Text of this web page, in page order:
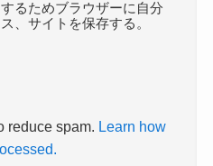
るためブラウザーに自分
、サイトを保存する。
reduce spam. Learn how